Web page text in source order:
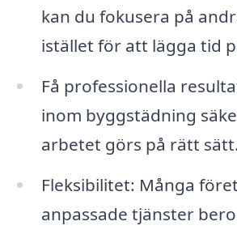
kan du fokusera på
istället för att lägga tid
Få professionella
inom byggstädning
arbetet görs på rätt sätt.
Fleksibilitet: Många
anpassade tjänster